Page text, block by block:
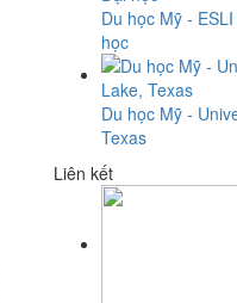
Du học Mỹ -
học
Du học Mỹ -
Texas
Liên kết